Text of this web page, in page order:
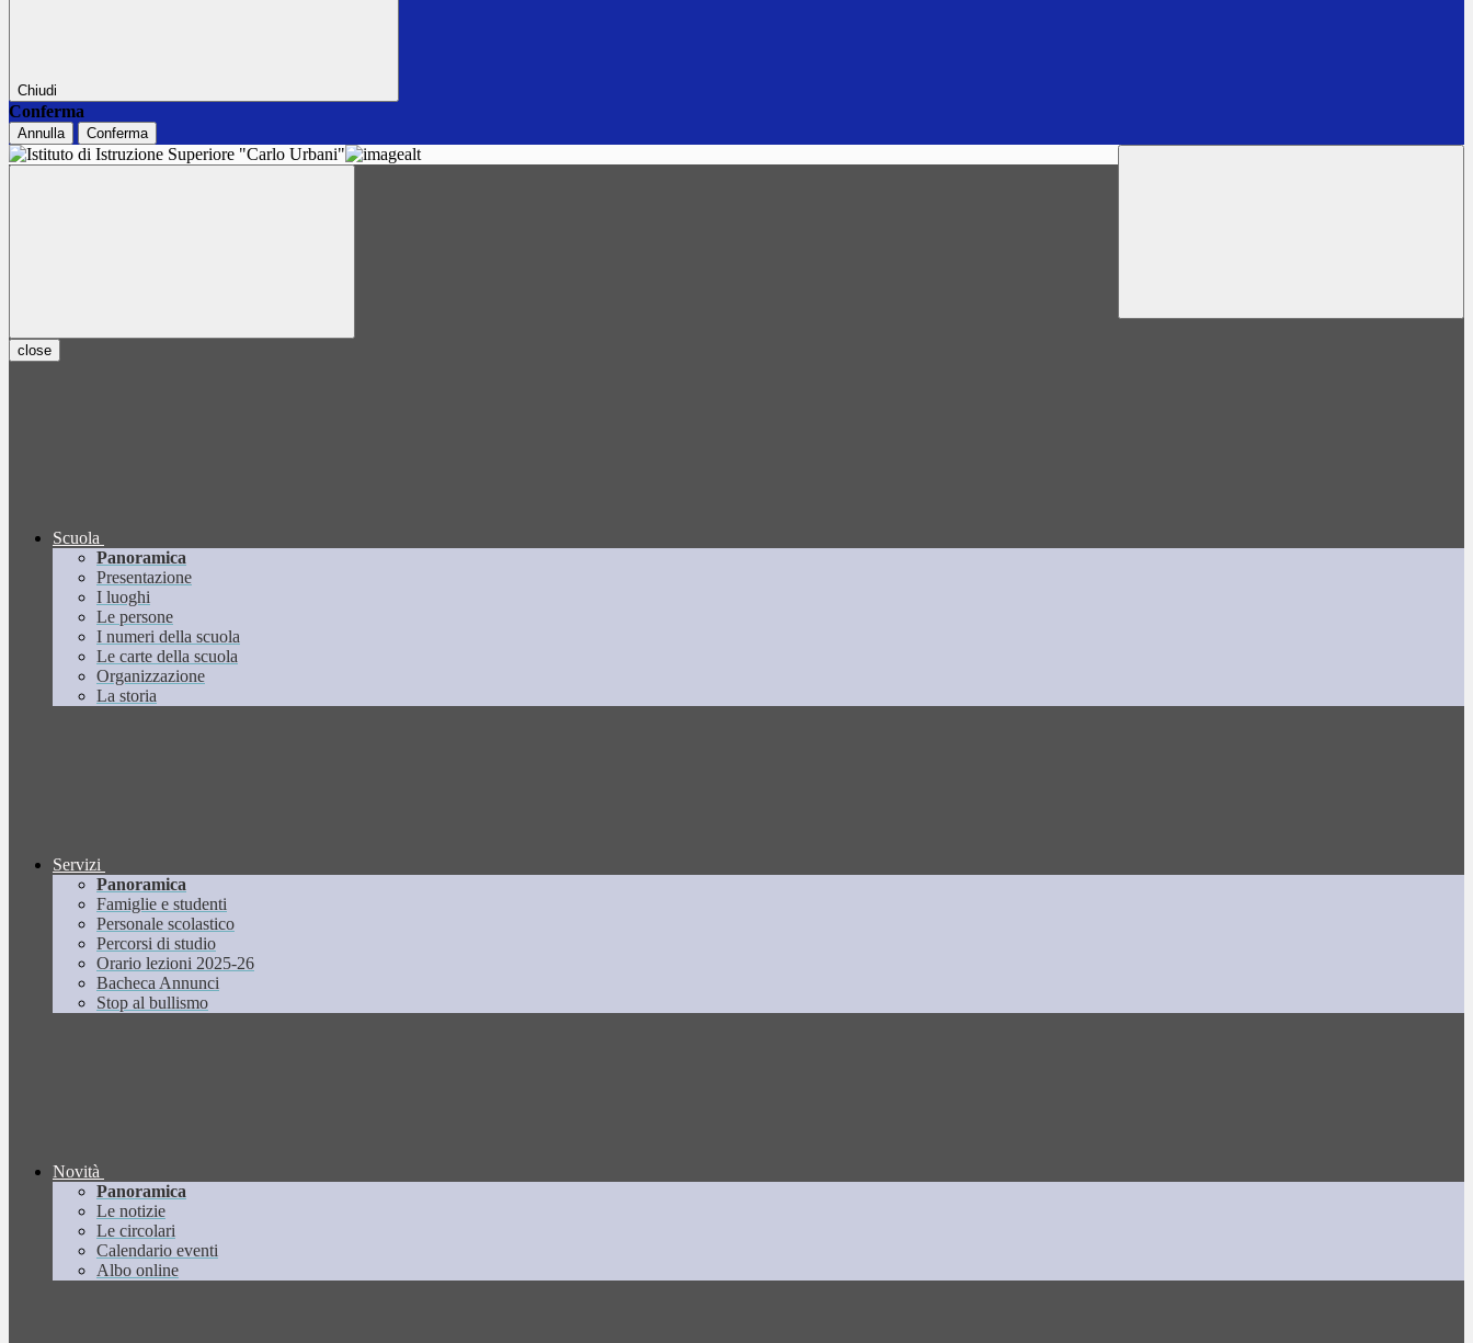
Chiudi
Conferma
Annulla Conferma
close
Scuola
Panoramica
Presentazione
I luoghi
Le persone
I numeri della scuola
Le carte della scuola
Organizzazione
La storia
Servizi
Panoramica
Famiglie e studenti
Personale scolastico
Percorsi di studio
Orario lezioni 2025-26
Bacheca Annunci
Stop al bullismo
Novità
Panoramica
Le notizie
Le circolari
Calendario eventi
Albo online